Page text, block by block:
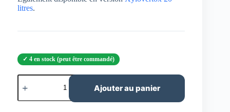
litres.
4 en stock (peut être commandé)
quantité
de
Ajouter au panier